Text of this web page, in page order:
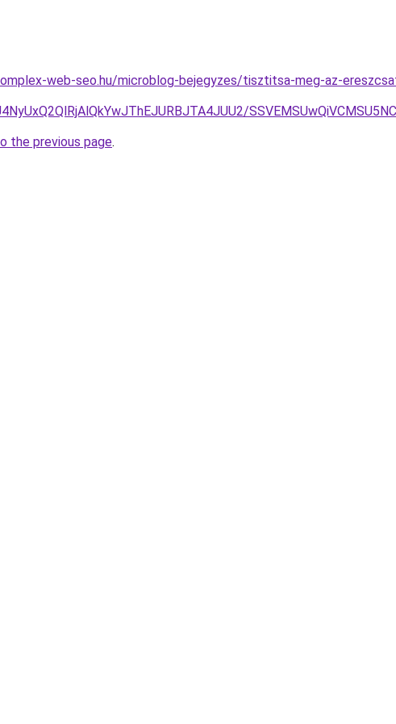
web-seo.hu/microblog-bejegyzes/tisztitsa-meg-az-
the previous page.